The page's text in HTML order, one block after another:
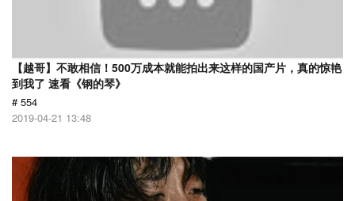
【越哥】不敢相信！500万成本就能拍出来这样的国产片，真的惊艳
到我了 速看《钢的琴》
# 554
2019-04-21 13:48